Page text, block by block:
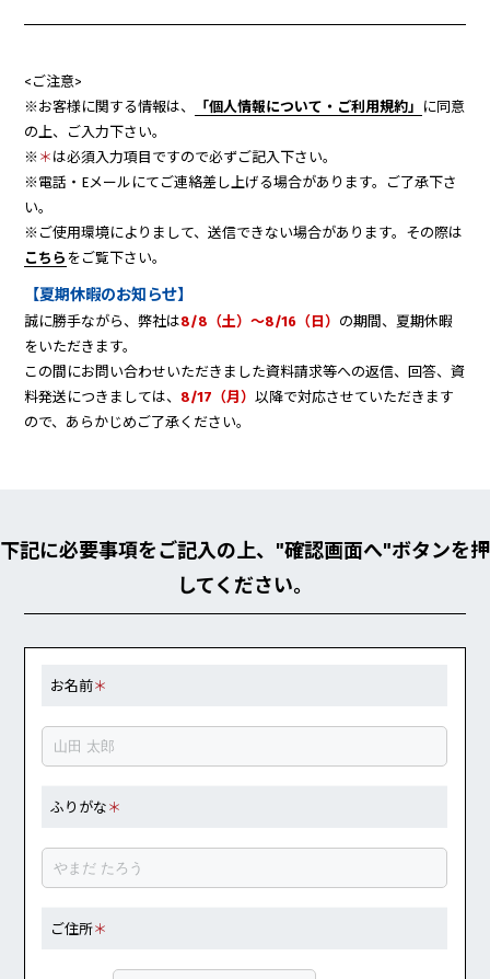
<ご注意>
※お客様に関する情報は、
「個人情報について・ご利用規約」
に同意
の上、ご入力下さい。
※ ＊ は必須入力項目ですので必ずご記入下さい。
※電話・Eメールにてご連絡差し上げる場合があります。ご了承下さ
い。
※ご使用環境によりまして、送信できない場合があります。その際は
こちら をご覧下さい。
【夏期休暇のお知らせ】
誠に勝手ながら、弊社は8/8（土）～8/16（日） の期間、夏期休暇
をいただきます。
この間にお問い合わせいただきました資料請求等への返信、回答、資
料発送につきましては、 8/17（月）以降で対応させていただきます
ので、あらかじめご了承ください。
下記に必要事項をご記入の上、"確認画面へ"ボタンを押
してください。
お名前＊
ふりがな ＊
ご住所＊